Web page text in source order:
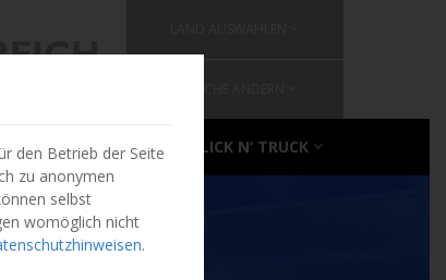
ÜBER CLICK N‘ TRUCK
den Betrieb der Seite
zu anonymen
selbst
womöglich nicht
.